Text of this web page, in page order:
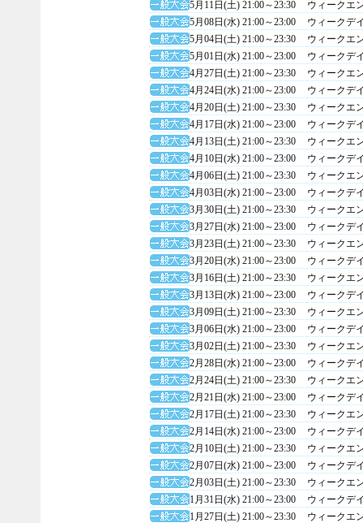
5月11日(土) 21:00～23:30
ウィークエ
5月08日(水) 21:00～23:00
ウィークデ
5月04日(土) 21:00～23:30
ウィークエ
5月01日(水) 21:00～23:00
ウィークデ
4月27日(土) 21:00～23:30
ウィークエ
4月24日(水) 21:00～23:00
ウィークデ
4月20日(土) 21:00～23:30
ウィークエ
4月17日(水) 21:00～23:00
ウィークデ
4月13日(土) 21:00～23:30
ウィークエ
4月10日(水) 21:00～23:00
ウィークデ
4月06日(土) 21:00～23:30
ウィークエ
4月03日(水) 21:00～23:00
ウィークデ
3月30日(土) 21:00～23:30
ウィークエ
3月27日(水) 21:00～23:00
ウィークデ
3月23日(土) 21:00～23:30
ウィークエ
3月20日(水) 21:00～23:00
ウィークデ
3月16日(土) 21:00～23:30
ウィークエ
3月13日(水) 21:00～23:00
ウィークデ
3月09日(土) 21:00～23:30
ウィークエ
3月06日(水) 21:00～23:00
ウィークデ
3月02日(土) 21:00～23:30
ウィークエ
2月28日(水) 21:00～23:00
ウィークデ
2月24日(土) 21:00～23:30
ウィークエ
2月21日(水) 21:00～23:00
ウィークデ
2月17日(土) 21:00～23:30
ウィークエ
2月14日(水) 21:00～23:00
ウィークデ
2月10日(土) 21:00～23:30
ウィークエ
2月07日(水) 21:00～23:00
ウィークデ
2月03日(土) 21:00～23:30
ウィークエ
1月31日(水) 21:00～23:00
ウィークデ
1月27日(土) 21:00～23:30
ウィークエ